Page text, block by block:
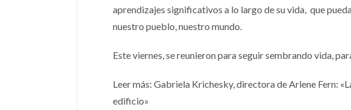
aprendizajes significativos a lo largo de su vida, que
nuestro pueblo, nuestro mundo.
Este viernes, se reunieron para seguir sembrando vida,
Leer más: Gabriela Krichesky, directora de Arlene Fern:
edificio»